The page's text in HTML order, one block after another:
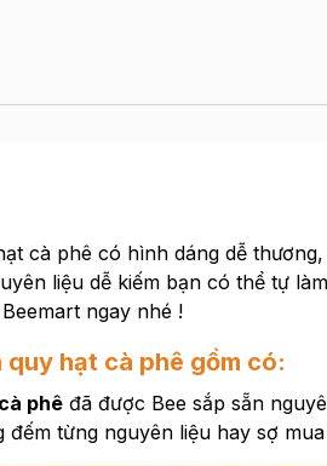
cà phê có hình dáng dễ
liệu dễ kiếm bạn có thể tự
ngay nhé !
quy hạt cà phê gồm có:
phêđã được Bee sắp sẵn
từng nguyên liệu hay sợ